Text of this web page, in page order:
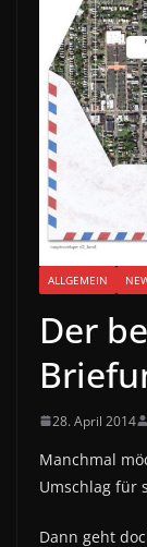
ALLGEMEIN
Der
28. April 2014
Manchmal
Umschlag für
Dann geht